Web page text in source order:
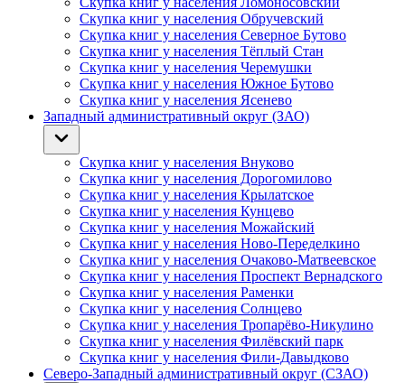
Скупка книг у населения Обручевский
Скупка книг у населения Северное Бутово
Скупка книг у населения Тёплый Стан
Скупка книг у населения Черемушки
Скупка книг у населения Южное Бутово
Скупка книг у населения Ясенево
Западный административный округ (ЗАО)
Скупка книг у населения Внуково
Скупка книг у населения Дорогомилово
Скупка книг у населения Крылатское
Скупка книг у населения Кунцево
Скупка книг у населения Можайский
Скупка книг у населения Ново-Переделкино
Скупка книг у населения Очаково-Матвеевское
Скупка книг у населения Проспект Вернадского
Скупка книг у населения Раменки
Скупка книг у населения Солнцево
Скупка книг у населения Тропарёво-Никулино
Скупка книг у населения Филёвский парк
Скупка книг у населения Фили-Давыдково
Северо-Западный административный округ (СЗАО)